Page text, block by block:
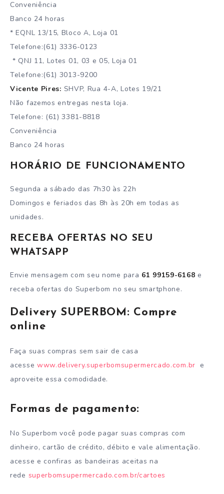
Conveniência
Banco 24 horas
* EQNL 13/15, Bloco A, Loja 01
Telefone:(61) 3336-0123
* QNJ 11, Lotes 01, 03 e 05, Loja 01
Telefone:(61) 3013-9200
Vicente Pires: SHVP, Rua 4-A, Lotes 19/21
Não fazemos entregas nesta loja.
Telefone: (61) 3381-8818
Conveniência
Banco 24 horas
HORÁRIO DE FUNCIONAMENTO
Segunda a sábado das 7h30 às 22h
Domingos e feriados das 8h às 20h em todas as
unidades.
RECEBA OFERTAS NO SEU
WHATSAPP
Envie mensagem com seu nome para 61 99159-6168 e
receba ofertas do Superbom no seu smartphone.
Delivery SUPERBOM: Compre
online
Faça suas compras sem sair de casa
acesse www.delivery.superbomsupermercado.com.br e
aproveite essa comodidade.
Formas de pagamento:
No Superbom você pode pagar suas compras com
dinheiro, cartão de crédito, débito e vale alimentação.
acesse e confiras as bandeiras aceitas na
rede superbomsupermercado.com.br/cartoes